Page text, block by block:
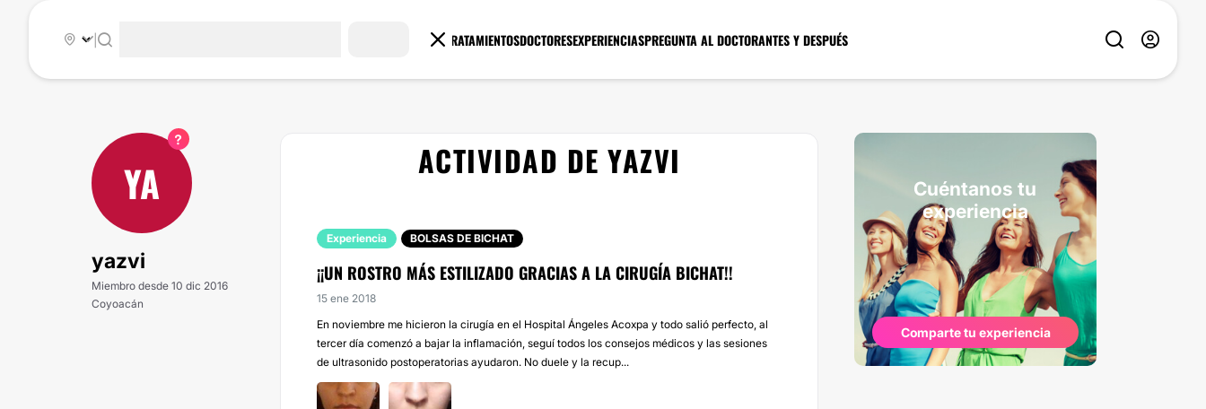
TRATAMIENTOSDOCTORESEXPERIENCIASPREGUNTA AL DOCTORANTES Y DESPUÉS
|
YA
yazvi
Miembro desde 10 dic 2016
Coyoacán
ACTIVIDAD DE YAZVI
Experiencia BOLSAS DE BICHAT
¡¡UN ROSTRO MÁS ESTILIZADO GRACIAS A LA CIRUGÍA BICHAT!!
15 ene 2018
En noviembre me hicieron la cirugía en el Hospital Ángeles Acoxpa y todo salió perfecto, al
tercer día comenzó a bajar la inflamación, seguí todos los consejos médicos y las sesiones
de ultrasonido postoperatorias ayudaron. No duele y la recup...
Cuéntanos tu
experiencia
Comparte tu experiencia